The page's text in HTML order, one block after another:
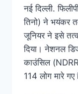
नई दिल्ली.
तिनो) ने भयंकर
जूनियर ने इसे
दिया। नेशनल
काउंसिल
114 लोग मारे